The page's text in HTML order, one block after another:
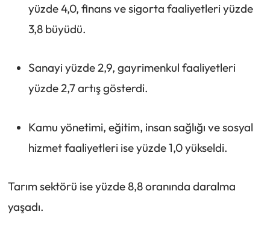
yüzde 4,0, finans ve sigorta faaliyetleri yüzde
3,8 büyüdü.
Sanayi yüzde 2,9, gayrimenkul faaliyetleri
yüzde 2,7 artış gösterdi.
Kamu yönetimi, eğitim, insan sağlığı ve sosyal
hizmet faaliyetleri ise yüzde 1,0 yükseldi.
Tarım sektörü ise yüzde 8,8 oranında daralma
yaşadı.